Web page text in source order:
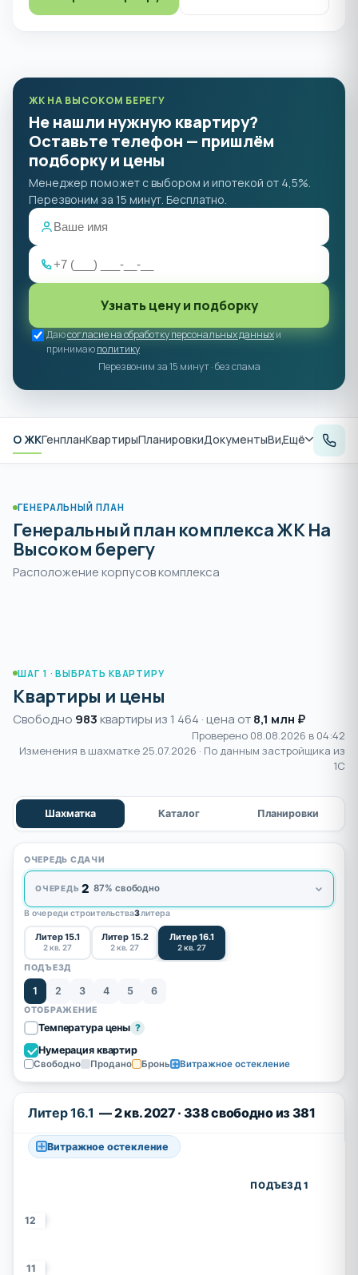
ЖК НА ВЫСОКОМ БЕРЕГУ
Не нашли нужную квартиру?
Оставьте телефон — пришлём
подборку и цены
Менеджер поможет с выбором и ипотекой от 4,5%.
Перезвоним за 15 минут. Бесплатно.
Узнать цену и подборку
Даюсогласие на обработку персональных данныхи
принимаюполитику
Перезвоним за 15 минут · без спама
О ЖКГенпланКвартирыПланировкиДокументыВидеообзор
Ещё
ГЕНЕРАЛЬНЫЙ ПЛАН
Генеральный план комплекса ЖК На
Высоком берегу
Расположение корпусов комплекса
ШАГ 1 · ВЫБРАТЬ КВАРТИРУ
Квартиры и цены
Свободно 983квартиры из 1 464 · цена от8,1 млн ₽
Проверено 08.08.2026 в 04:42
Изменения в шахматке 25.07.2026 · По данным застройщика из
1С
Шахматка Каталог Планировки
Литер 16.1 — 2 кв. 2027 · 338 свободно из 381
Витражное остекление
ПОДЪЕЗД 1
12
11
ОЧЕРЕДЬ СДАЧИ
ОЧЕРЕДЬ 2 87% свободно
В очереди строительства3литера
Литер 15.1
2 кв. 27
Литер 15.2
2 кв. 27
Литер 16.1
2 кв. 27
ПОДЪЕЗД
1 2 3 4 5 6
ОТОБРАЖЕНИЕ
Температура цены ?
Нумерация квартир
Свободно Продано Бронь Витражное остекление